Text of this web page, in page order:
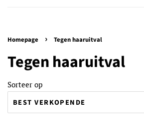
Homepage › Tegen haaruitval
Tegen haaruitval
Sorteer op